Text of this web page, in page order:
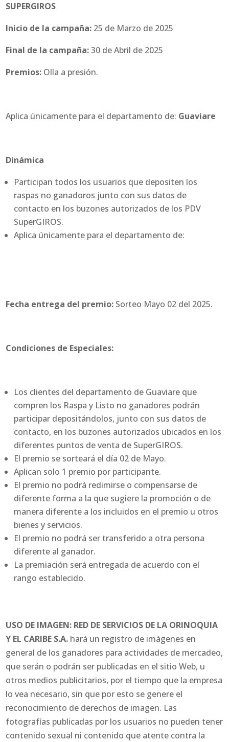
SUPERGIROS
Inicio de la campaña: 25 de Marzo de 2025
Final de la campaña:30 de Abril de 2025
Premios: Olla a presión.
Aplica únicamente para el departamento de: Guaviare
Dinámica
Participan todos los usuarios que depositen los
raspas no ganadoros junto con sus datos de
contacto en los buzones autorizados de los PDV
SuperGIROS.
Aplica únicamente para el departamento de:
Fecha entrega del premio: Sorteo Mayo 02 del 2025.
Condiciones de Especiales:
Los clientes del departamento de Guaviare que
compren los Raspa y Listo no ganadores podrán
participar depositándolos, junto con sus datos de
contacto, en los buzones autorizados ubicados en los
diferentes puntos de venta de SuperGIROS.
El premio se sorteará el día 02 de Mayo.
Aplican solo 1 premio por participante.
El premio no podrá redimirse o compensarse de
diferente forma a la que sugiere la promoción o de
manera diferente a los incluidos en el premio u otros
bienes y servicios.
El premio no podrá ser transferido a otra persona
diferente al ganador.
La premiación será entregada de acuerdo con el
rango establecido.
USO DE IMAGEN: RED DE SERVICIOS DE LA ORINOQUIA
Y EL CARIBE S.A. hará un registro de imágenes en
general de los ganadores para actividades de mercadeo,
que serán o podrán ser publicadas en el sitio Web, u
otros medios publicitarios, por el tiempo que la empresa
lo vea necesario, sin que por esto se genere el
reconocimiento de derechos de imagen. Las
fotografías publicadas por los usuarios no pueden tener
contenido sexual ni contenido que atente contra la